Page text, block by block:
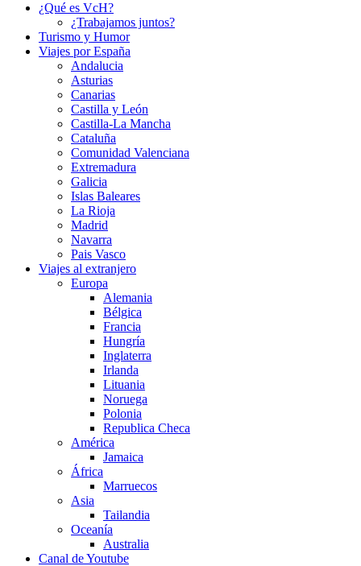
¿Qué es VcH?
¿Trabajamos juntos?
Turismo y Humor
Viajes por España
Andalucia
Asturias
Canarias
Castilla y León
Castilla-La Mancha
Cataluña
Comunidad Valenciana
Extremadura
Galicia
Islas Baleares
La Rioja
Madrid
Navarra
Pais Vasco
Viajes al extranjero
Europa
Alemania
Bélgica
Francia
Hungría
Inglaterra
Irlanda
Lituania
Noruega
Polonia
Republica Checa
América
Jamaica
África
Marruecos
Asia
Tailandia
Oceanía
Australia
Canal de Youtube